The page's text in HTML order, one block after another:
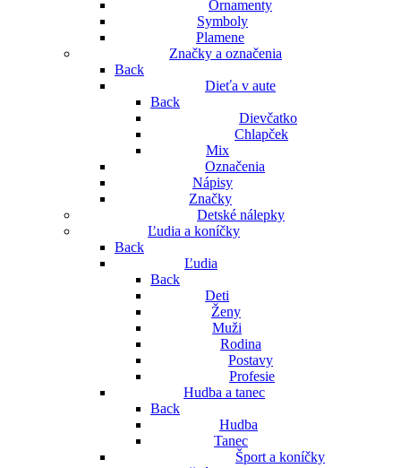
Ornamenty
Symboly
Plamene
Značky a označenia
Back
Dieťa v aute
Back
Dievčatko
Chlapček
Mix
Označenia
Nápisy
Značky
Detské nálepky
Ľudia a koníčky
Back
Ľudia
Back
Deti
Ženy
Muži
Rodina
Postavy
Profesie
Hudba a tanec
Back
Hudba
Tanec
Šport a koníčky